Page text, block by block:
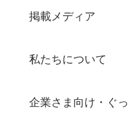
掲載メディア
私たちについて
企業さま向け・ぐ